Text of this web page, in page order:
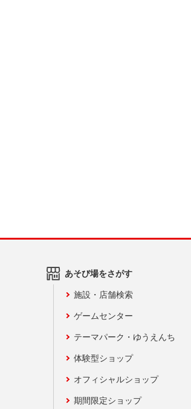
あそび場をさがす
施設・店舗検索
ゲームセンター
テーマパーク・ゆうえんち
体験型ショップ
オフィシャルショップ
期間限定ショップ